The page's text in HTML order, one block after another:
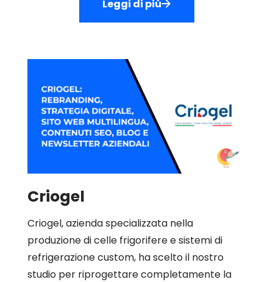
Leggi di più
Criogel
Criogel, azienda specializzata nella
produzione di celle frigorifere e sistemi di
refrigerazione custom, ha scelto il nostro
studio per riprogettare completamente la